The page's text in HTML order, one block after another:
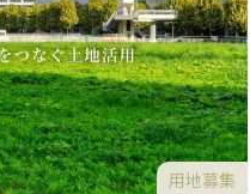
用地募集